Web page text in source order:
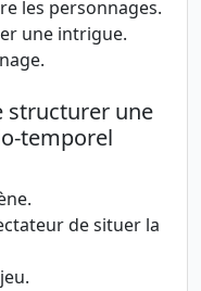
les personnages.
une intrigue.
structurer une
temporel
de situer la